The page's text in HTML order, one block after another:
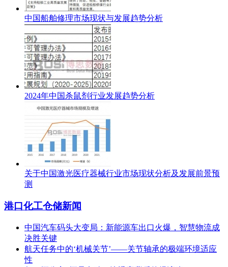
中国船舶修理市场现状与发展趋势分析
2024年中国杀鼠剂行业发展趋势分析
关于中国激光医疗器械行业市场现状分析及发展前景预
测
港口化工仓储新闻
中国汽车码头大变局：新能源车出口火爆，智慧物流成
决胜关键
航天任务中的‘机械关节’——关节轴承的极端环境适应
性